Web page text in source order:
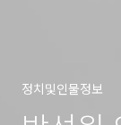
정치및인물정보